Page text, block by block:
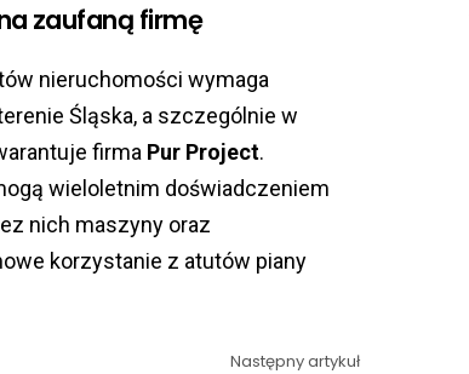
zaufaną firmę
nieruchomości wymaga
Śląska, a szczególnie w
firma Pur Project.
wieloletnim doświadczeniem
nich maszyny oraz
korzystanie z atutów piany
Następny artykuł